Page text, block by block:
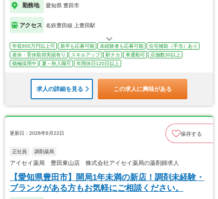
勤務地 愛知県 豊田市
アクセス 名鉄豊田線 上豊田駅
年収600万円以上可 新卒も応募可能 未経験者も応募可能
住宅補助（手当）あり
産休・育休取得実績有り
スキルアップ 駅チカ 車通勤可
店舗数30以上
積極採用中
夏～秋入職可 年間休日120日以上
求人の詳細を見る この求人に興味がある
更新日：2026年6月22日 保存する
正社員 調剤薬局
アイセイ薬局 豊田東山店 株式会社アイセイ薬局の薬剤師求人
【愛知県豊田市】開局1年未満の新店！調剤未経験・
ブランクがある方もお気軽にご相談ください。